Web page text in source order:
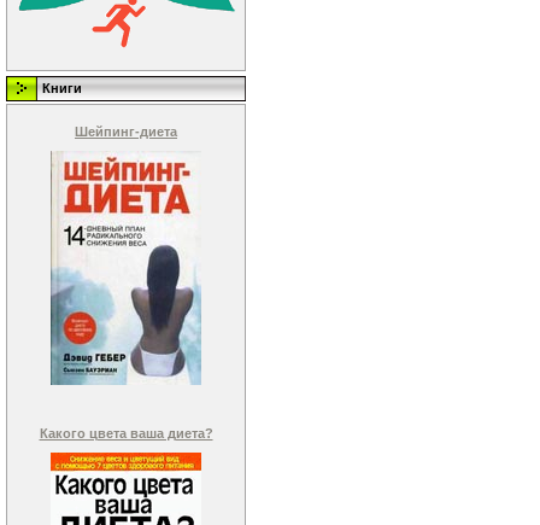
Книги
Шейпинг-диета
Какого цвета ваша диета?